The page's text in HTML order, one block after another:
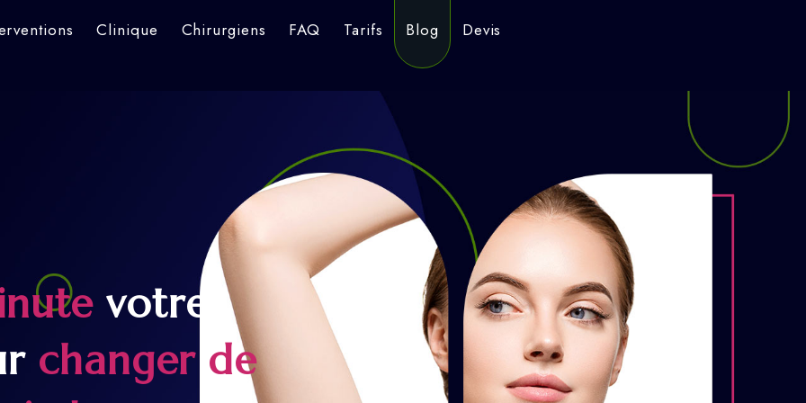
Clinique Chirurgiens FAQ Tarifs Blog Devis
votre
changer de